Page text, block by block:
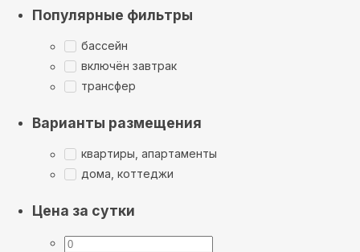
Популярные фильтры
бассейн
включён завтрак
трансфер
Варианты размещения
квартиры, апартаменты
дома, коттеджи
Цена за сутки